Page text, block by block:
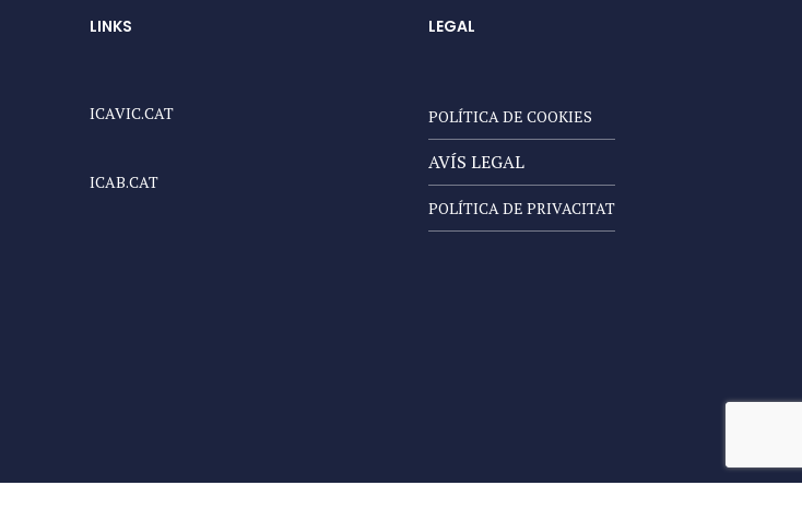
LINKS
ICAVIC.CAT
ICAB.CAT
LEGAL
POLÍTICA DE COOKIES
AVÍS LEGAL
POLÍTICA DE PRIVACITAT